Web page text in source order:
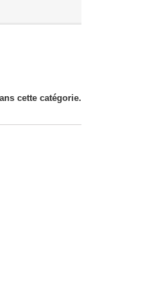
cette catégorie.